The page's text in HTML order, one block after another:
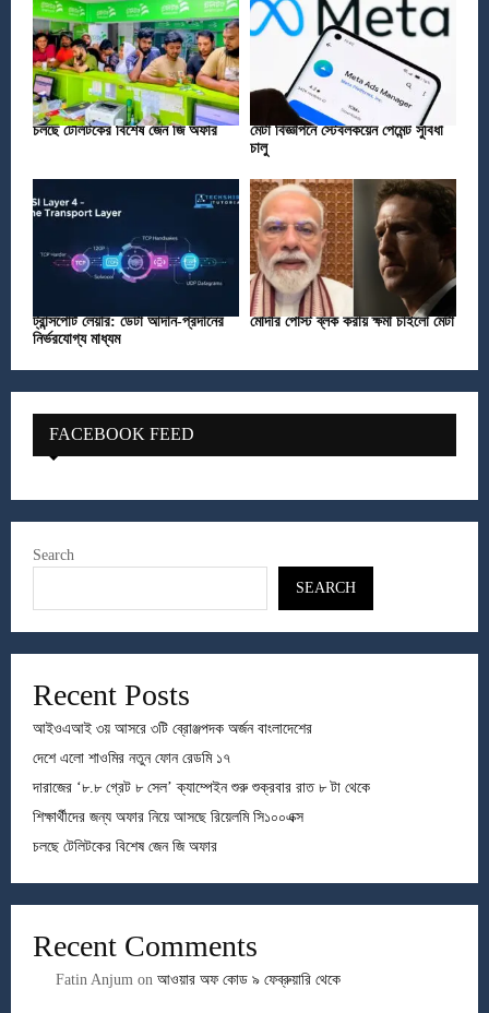
চলছে টেলিটকের বিশেষ জেন জি অফার
মেটা বিজ্ঞাপনে স্টেবলকয়েন পেমেন্ট সুবিধা
চালু
ট্রান্সপোর্ট লেয়ার: ডেটা আদান-প্রদানের
নির্ভরযোগ্য মাধ্যম
মোদীর পোস্ট ব্লক করায় ক্ষমা চাইলো মেটা
FACEBOOK FEED
Search
SEARCH
Recent Posts
আইওএআই ৩য় আসরে ৩টি ব্রোঞ্জপদক অর্জন বাংলাদেশের
দেশে এলো শাওমির নতুন ফোন রেডমি ১৭
দারাজের ‘৮.৮ গ্রেট ৮ সেল’ ক্যাম্পেইন শুরু শুক্রবার রাত ৮ টা থেকে
শিক্ষার্থীদের জন্য অফার নিয়ে আসছে রিয়েলমি সি১০০এক্স
চলছে টেলিটকের বিশেষ জেন জি অফার
Recent Comments
Fatin Anjum on আওয়ার অফ কোড ৯ ফেব্রুয়ারি থেকে